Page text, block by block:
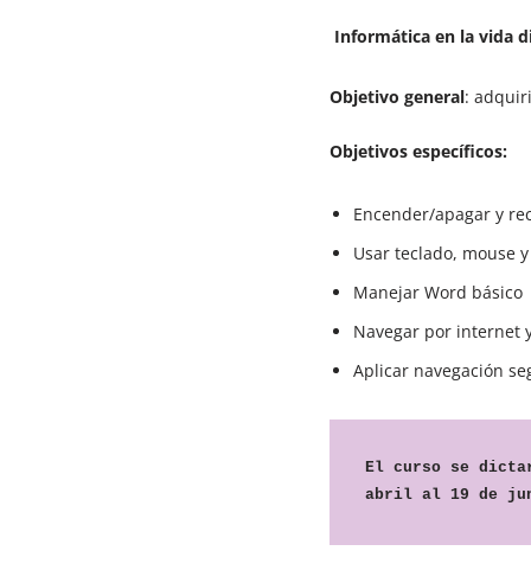
Informática en la vida
Objetivo general:
Objetivos específicos:
Encender/apagar y
Usar teclado, mouse
Manejar Word básico
Navegar por internet
Aplicar navegación
El curso se
abril al 19 de